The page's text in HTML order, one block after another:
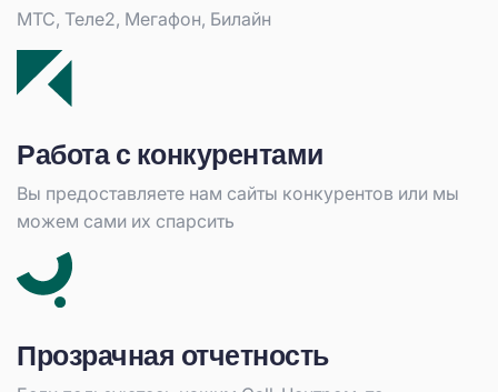
МТС, Теле2, Мегафон, Билайн
Работа с конкурентами
Вы предоставляете нам сайты конкурентов или мы
можем сами их спарсить
Прозрачная отчетность